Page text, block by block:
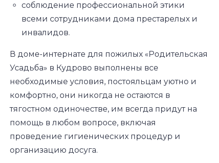
соблюдение профессиональной этики
всеми сотрудниками дома престарелых и
инвалидов.
В доме-интернате для пожилых «Родительская
Усадьба» в Кудрово выполнены все
необходимые условия, постояльцам уютно и
комфортно, они никогда не остаются в
тягостном одиночестве, им всегда придут на
помощь в любом вопросе, включая
проведение гигиенических процедур и
организацию досуга.